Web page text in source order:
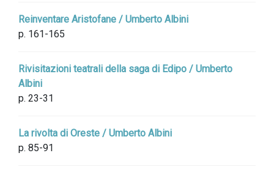
Reinventare Aristofane / Umberto Albini
p. 161-165
Rivisitazioni teatrali della saga di Edipo / Umberto
Albini
p. 23-31
La rivolta di Oreste / Umberto Albini
p. 85-91